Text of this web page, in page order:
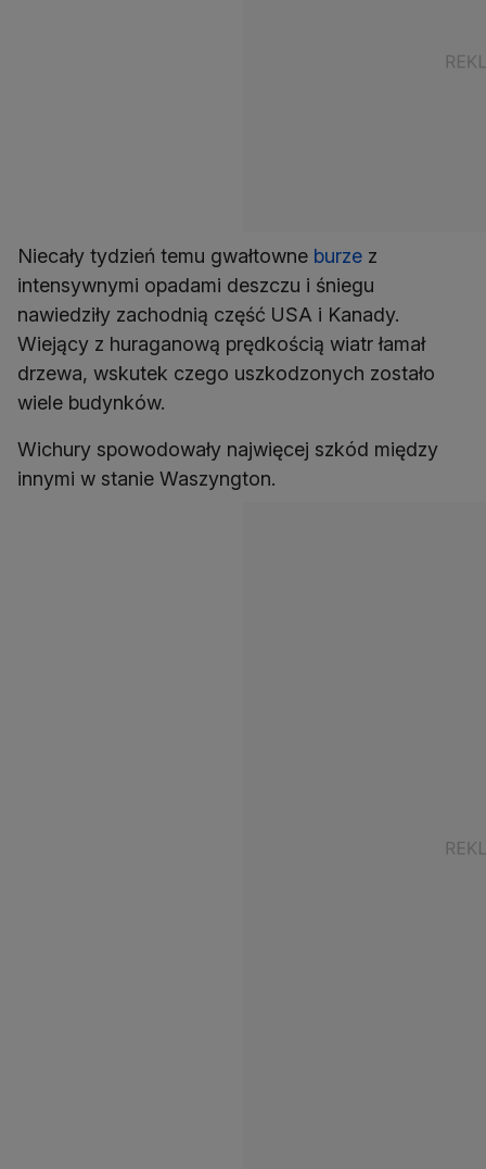
Niecały tydzień temu gwałtowne burze z
intensywnymi opadami deszczu i śniegu
nawiedziły zachodnią część USA i Kanady.
Wiejący z huraganową prędkością wiatr łamał
drzewa, wskutek czego uszkodzonych zostało
wiele budynków.
Wichury spowodowały najwięcej szkód między
innymi w stanie Waszyngton.